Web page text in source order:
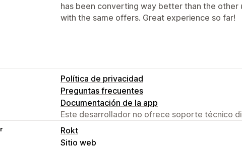
has been converting way better than the other
with the same offers. Great experience so far!
Política de privacidad
Preguntas frecuentes
Documentación de la app
Este desarrollador no ofrece soporte técnico
Rokt
Sitio web